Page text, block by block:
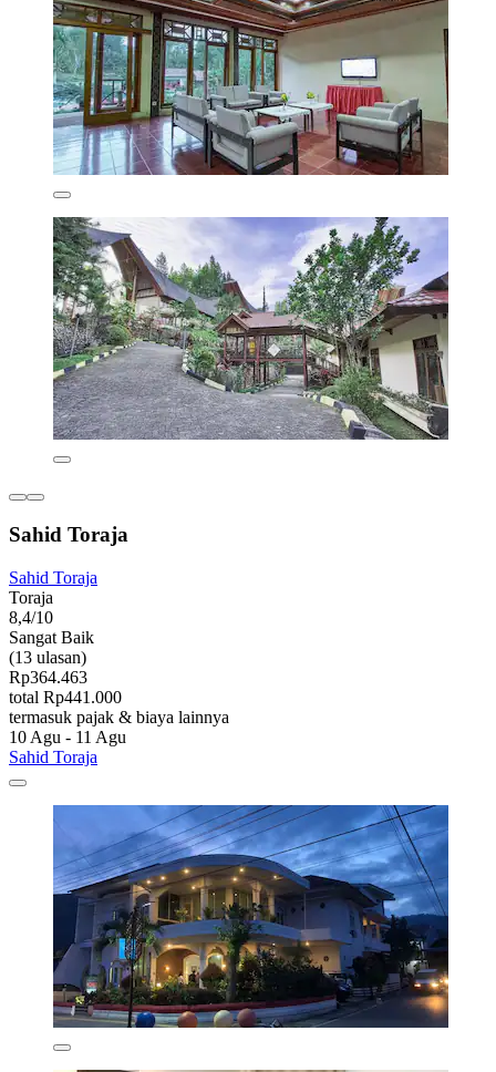
Sahid Toraja
Sahid Toraja
Toraja
8,4/10
Sangat Baik
(13 ulasan)
Rp364.463
total Rp441.000
termasuk pajak & biaya lainnya
10 Agu - 11 Agu
Sahid Toraja